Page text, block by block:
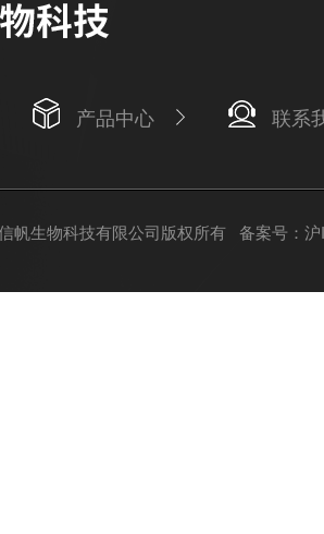
产品中心 联系
帆生物科技有限公司版权所有 备案号：